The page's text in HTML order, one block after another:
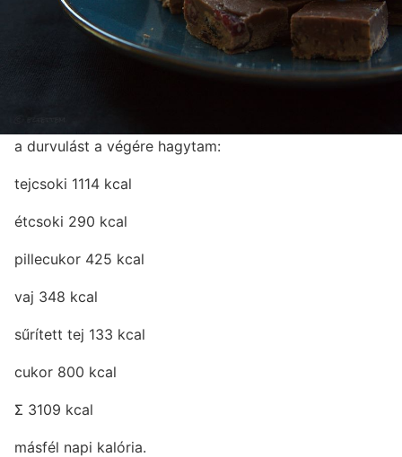
a durvulást a végére hagytam:
tejcsoki 1114 kcal
étcsoki 290 kcal
pillecukor 425 kcal
vaj 348 kcal
sűrített tej 133 kcal
cukor 800 kcal
Σ 3109 kcal
másfél napi kalória.